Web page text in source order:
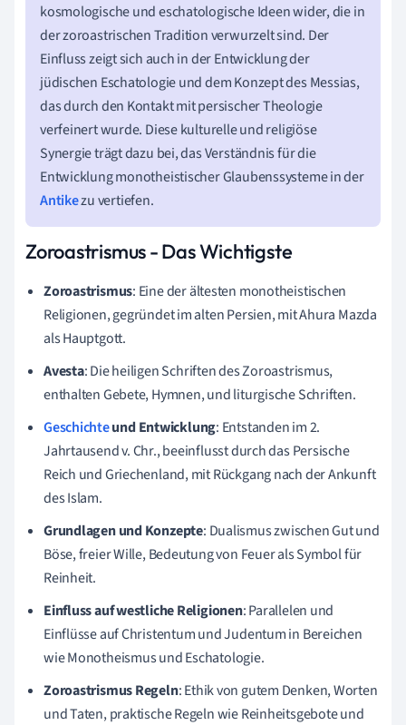
kosmologische und eschatologische Ideen wider, die in
der zoroastrischen Tradition verwurzelt sind. Der
Einfluss zeigt sich auch in der Entwicklung der
jüdischen Eschatologie und dem Konzept des Messias,
das durch den Kontakt mit persischer Theologie
verfeinert wurde. Diese kulturelle und religiöse
Synergie trägt dazu bei, das Verständnis für die
Entwicklung monotheistischer Glaubenssysteme in der
Antikezu vertiefen.
Zoroastrismus - Das Wichtigste
Zoroastrismus: Eine der ältesten monotheistischen
Religionen, gegründet im alten Persien, mit Ahura Mazda
als Hauptgott.
Avesta: Die heiligen Schriften des Zoroastrismus,
enthalten Gebete, Hymnen, und liturgische Schriften.
Geschichteund Entwicklung: Entstanden im 2.
Jahrtausend v. Chr., beeinflusst durch das Persische
Reich und Griechenland, mit Rückgang nach der Ankunft
des Islam.
Grundlagen und Konzepte: Dualismus zwischen Gut und
Böse, freier Wille, Bedeutung von Feuer als Symbol für
Reinheit.
Einfluss auf westliche Religionen: Parallelen und
Einflüsse auf Christentum und Judentum in Bereichen
wie Monotheismus und Eschatologie.
Zoroastrismus Regeln: Ethik von gutem Denken, Worten
und Taten, praktische Regeln wie Reinheitsgebote und